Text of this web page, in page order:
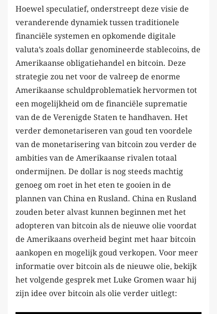
Hoewel speculatief, onderstreept deze visie de
veranderende dynamiek tussen traditionele
financiële systemen en opkomende digitale
valuta’s zoals dollar genomineerde stablecoins, de
Amerikaanse obligatiehandel en bitcoin. Deze
strategie zou net voor de valreep de enorme
Amerikaanse schuldproblematiek hervormen tot
een mogelijkheid om de financiële suprematie
van de de Verenigde Staten te handhaven. Het
verder demonetariseren van goud ten voordele
van de monetarisering van bitcoin zou verder de
ambities van de Amerikaanse rivalen totaal
ondermijnen. De dollar is nog steeds machtig
genoeg om roet in het eten te gooien in de
plannen van China en Rusland. China en Rusland
zouden beter alvast kunnen beginnen met het
adopteren van bitcoin als de nieuwe olie voordat
de Amerikaans overheid begint met haar bitcoin
aankopen en mogelijk goud verkopen. Voor meer
informatie over bitcoin als de nieuwe olie, bekijk
het volgende gesprek met Luke Gromen waar hij
zijn idee over bitcoin als olie verder uitlegt: